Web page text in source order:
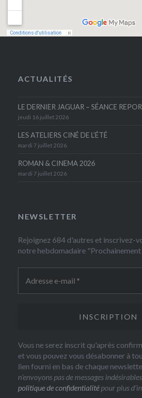
ACTUALITÉS
LE DERNIER JAGUAR – SÉANCE
jeudi 16 juillet 2026
LES ATELIERS CINÉ DE L’ÉTÉ
mardi 7 juillet 2026
ROMAN & CINEMA 2026
mardi 7 juillet 2026
NEWSLETTER
Rejoignez 684 d'autres et inscrivez-
notre hebdomadaire "Prochainement
Vous ne serez inscrit qu'après
et vous pouvez vous désabonner à
lien fourni en bas de chaque
n’envoyons pas de messages
politique de confidentialité pour plus